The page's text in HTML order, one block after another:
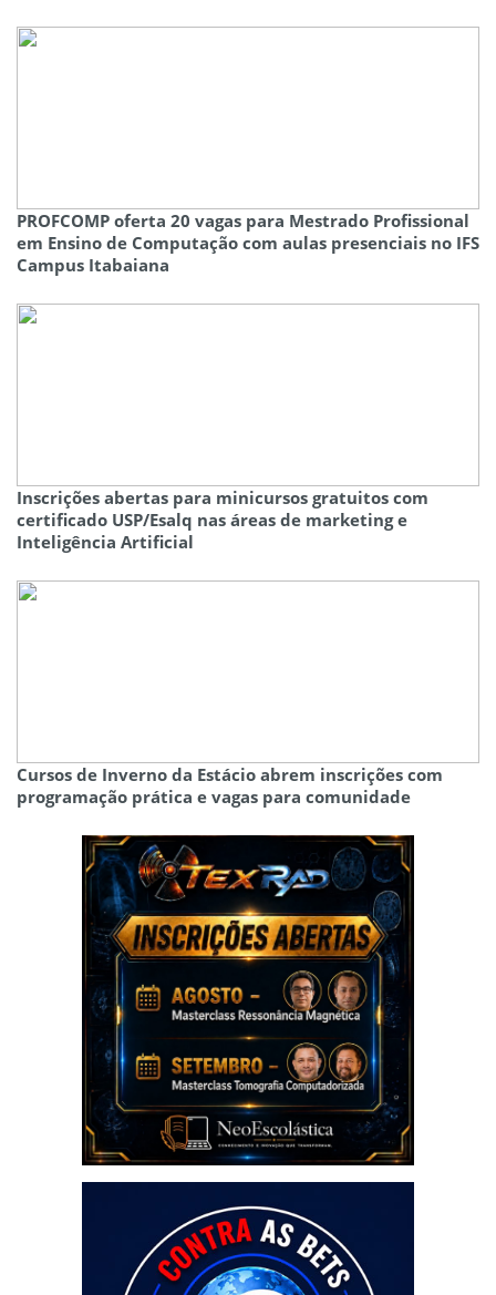
PROFCOMP oferta 20 vagas para Mestrado Profissional
em Ensino de Computação com aulas presenciais no IFS
Campus Itabaiana
Inscrições abertas para minicursos gratuitos com
certificado USP/Esalq nas áreas de marketing e
Inteligência Artificial
Cursos de Inverno da Estácio abrem inscrições com
programação prática e vagas para comunidade